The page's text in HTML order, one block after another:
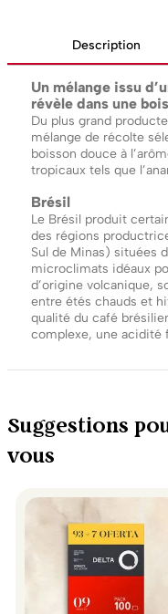
Description
Un mélange issu
révèle dans une
Du plus grand
mélange de récolte
boisson douce à
tropicaux tels que
Brésil
Le Brésil produit
des régions
Sul de Minas) situées
microclimats idéaux
d’origine volcanique,
entre étés chauds et
qualité du café
complexe, une acidité
Suggestions
vous